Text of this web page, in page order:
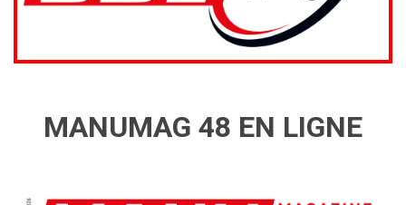
MANUMAG 48 EN LIGNE